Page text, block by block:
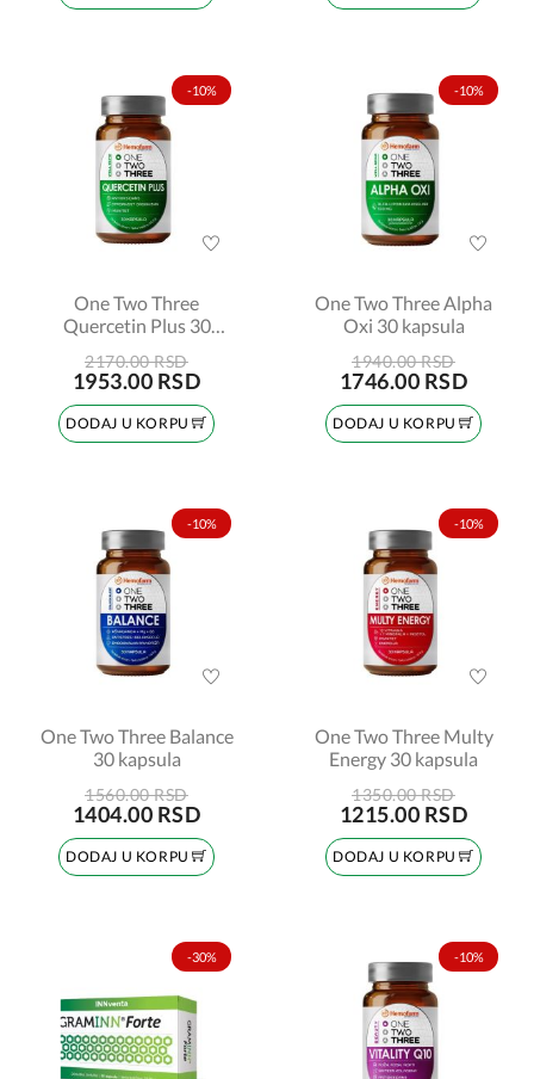
-10%
One Two Three
Quercetin Plus 30
2170.00 RSD
1953.00 RSD
DODAJ U KORPU
-10%
One Two Three Alpha
Oxi 30 kapsula
1940.00 RSD
1746.00 RSD
DODAJ U KORPU
-10%
One Two Three Balance
30 kapsula
1560.00 RSD
1404.00 RSD
DODAJ U KORPU
-10%
One Two Three Multy
Energy 30 kapsula
1350.00 RSD
1215.00 RSD
DODAJ U KORPU
-30% -10%